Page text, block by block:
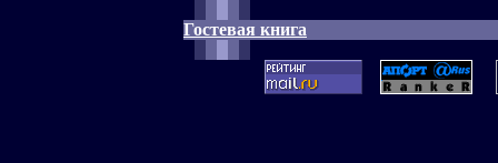
Гостевая книга